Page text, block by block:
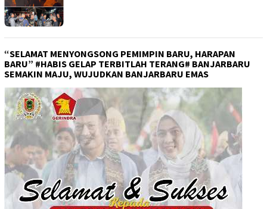
“SELAMAT MENYONGSONG PEMIMPIN BARU, HARAPAN
BARU” #HABIS GELAP TERBITLAH TERANG# BANJARBARU
SEMAKIN MAJU, WUJUDKAN BANJARBARU EMAS